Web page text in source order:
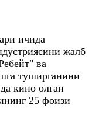
ичида
жалб
ва
туширганини
кино олган
25 фоизи